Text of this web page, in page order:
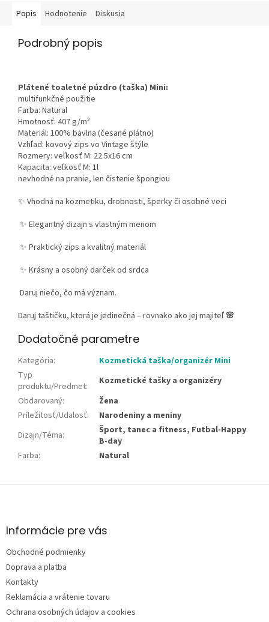
Popis Hodnotenie Diskusia
Podrobný popis
Plátené toaletné púzdro (taška) Mini:
multifunkčné použitie
Farba: Natural
Hmotnosť: 407 g/m²
Materiál: 100% bavlna (česané plátno)
Vzhľad: kovový zips vo Vintage štýle
Rozmery: veľkosť M: 22.5x16 cm
Kapacita: veľkosť M: 1l
nevhodné na pranie, len čistenie špongiou
✨ Vhodná na kozmetiku, drobnosti, šperky či osobné veci
✨ Elegantný dizajn s vlastným menom
✨ Praktický zips a kvalitný materiál
✨ Krásny a osobný darček od srdca
Daruj niečo, čo má význam.
Daruj taštičku, ktorá je jedinečná – rovnako ako jej majiteľ 🌸
Dodatočné parametre
Kategória:
Kozmetická taška/organizér Mini
Typ
produktu/Predmet:
Kozmetické tašky a organizéry
Obdarovaný:
Žena
Príležitosť/Udalosť:
Narodeniny a meniny
Dizajn/Téma:
Šport, tanec a fitness, Futbal-Happy
B-day
Farba: Natural
Z
ä
e
Informácie pre vás
Obchodné podmienky
Doprava a platba
Kontakty
Reklamácia a vrátenie tovaru
Ochrana osobných údajov a cookies